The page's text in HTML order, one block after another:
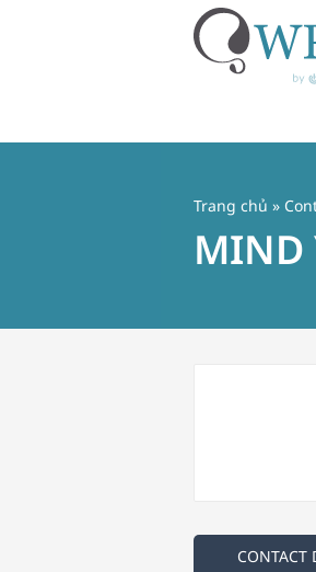
Trang chủ »
MIND
CONTACT